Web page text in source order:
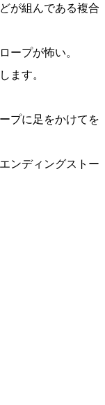
が組んである複合
ープが怖い。
ます。
プに足をかけてを
ンディングストー